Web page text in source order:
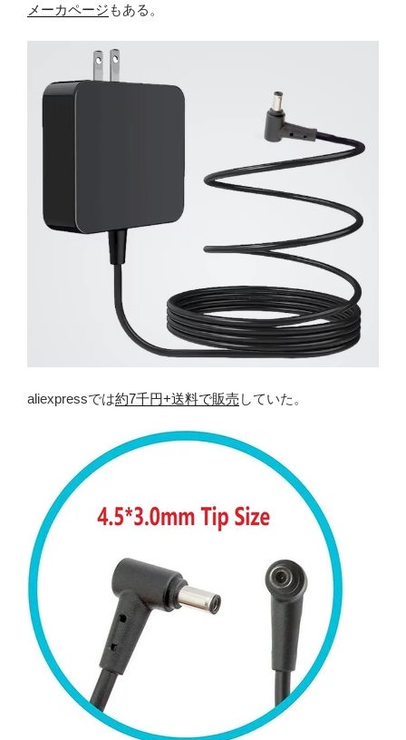
メーカページ もある。
aliexpressでは約7千円+送料で販売 していた。